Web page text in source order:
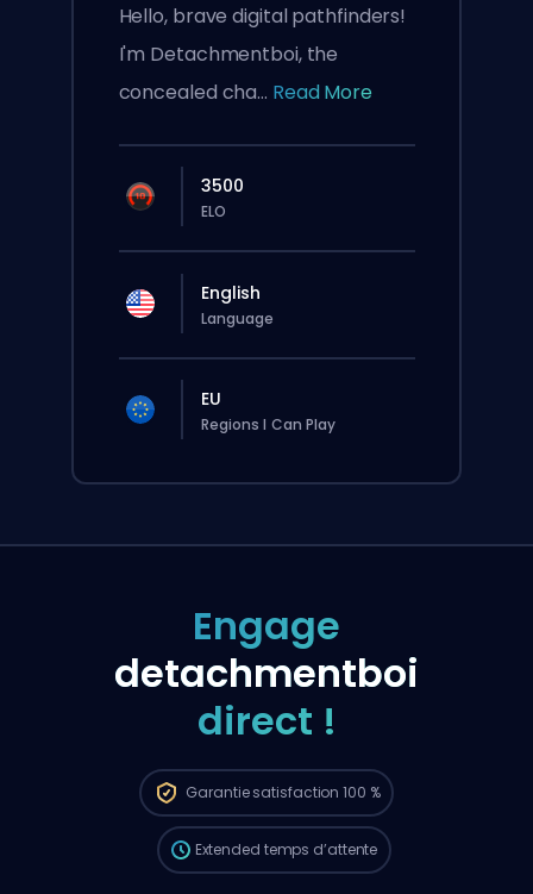
Hello, brave digital pathfinders!
I'm Detachmentboi, the
concealed cha... Read More
3500
ELO
English
Language
EU
Regions I Can Play
Engage
detachmentboi
direct !
Garantiesatisfaction 100 %
La commande sera automatiquement
attribuée à ce booster, donc le temps
passais une commande classique via le
site.
Extended temps d’attente